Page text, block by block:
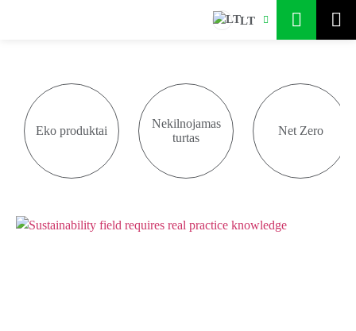
LT
Eko produktai
Nekilnojamas
turtas
Net Zero